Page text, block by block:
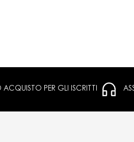
ACQUISTO PER GLI ISCRITTI